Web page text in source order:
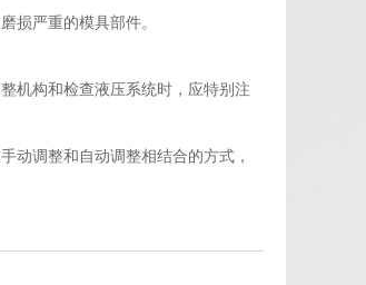
损严重的模具部件。
机构和检查液压系统时，应特别注
动调整和自动调整相结合的方式，